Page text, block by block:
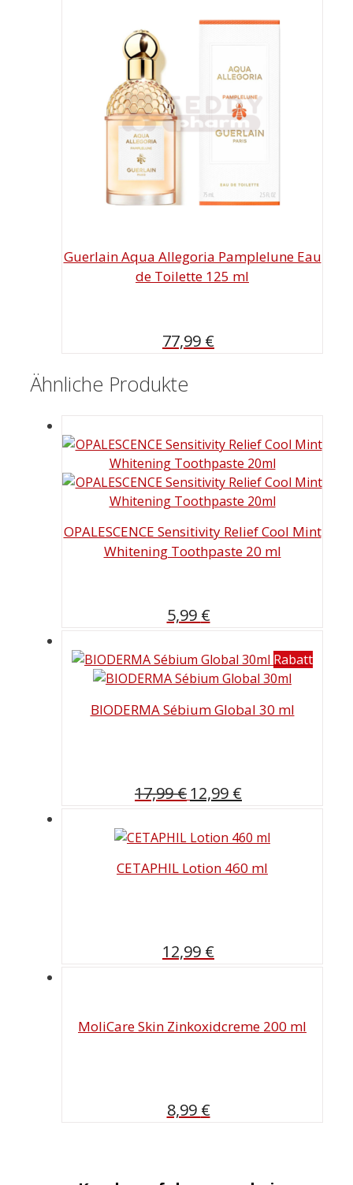
Guerlain Aqua Allegoria Pamplelune Eau
de Toilette 125 ml
77,99 €
Ähnliche Produkte
OPALESCENCE Sensitivity Relief Cool Mint
Whitening Toothpaste 20 ml
5,99 €
Rabatt
BIODERMA Sébium Global 30 ml
17,99€ Ursprünglicher
17,99 €
12,99 €
12,99 €.
CETAPHIL Lotion 460 ml
12,99 €
MoliCare Skin Zinkoxidcreme 200 ml
8,99 €